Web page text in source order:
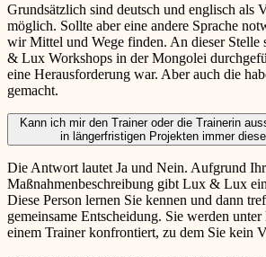
Grundsätzlich sind deutsch und englisch als
möglich. Sollte aber eine andere Sprache
wir Mittel und Wege finden. An dieser Stelle
& Lux Workshops in der Mongolei
eine Herausforderung war. Aber auch die
gemacht.
Kann ich mir den Trainer oder die Trainerin
in längerfristigen Projekten immer
Die Antwort lautet Ja und Nein. Aufgrund
Maßnahmenbeschreibung gibt Lux & Lux
Diese Person lernen Sie kennen und dann
gemeinsame Entscheidung. Sie werden
einem Trainer konfrontiert, zu dem Sie kein